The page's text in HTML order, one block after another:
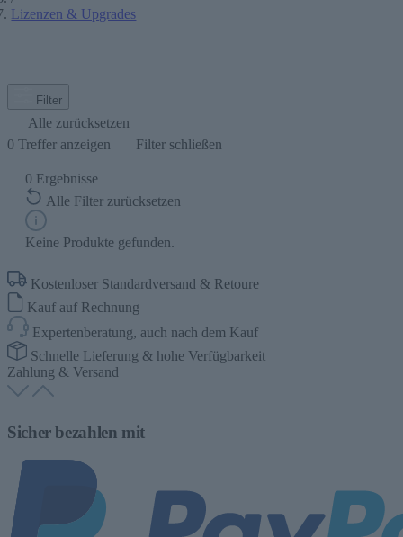
Lizenzen & Upgrades
Filter
Alle zurücksetzen
0 Treffer anzeigen Filter schließen
0 Ergebnisse
Alle Filter zurücksetzen
Keine Produkte gefunden.
Kostenloser Standardversand & Retoure
Kauf auf Rechnung
Expertenberatung, auch nach dem Kauf
Schnelle Lieferung & hohe Verfügbarkeit
Zahlung & Versand
Sicher bezahlen mit